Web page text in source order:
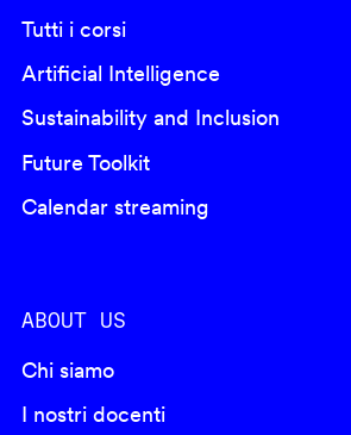
Tutti i corsi
Artificial Intelligence
Sustainability and Inclusion
Future Toolkit
Calendar streaming
ABOUT US
Chi siamo
I nostri docenti